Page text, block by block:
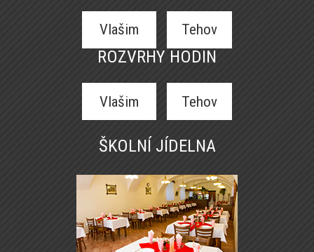
Vlašim Tehov
ROZVRHY HODIN
Vlašim Tehov
ŠKOLNÍ JÍDELNA